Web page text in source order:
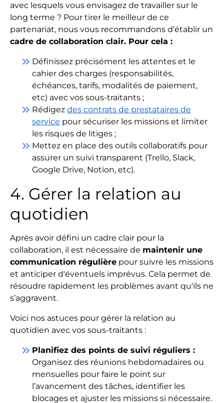
avec lesquels vous envisagez de travailler sur le
long terme ? Pour tirer le meilleur de ce
partenariat, nous vous recommandons d’établir un
cadre de collaboration clair. Pour cela :
keyboard_double_arrow_right Définissez précisément les attentes et le
cahier des charges (responsabilités,
échéances, tarifs, modalités de paiement,
etc) avec vos sous-traitants ;
keyboard_double_arrow_right Rédigez des contrats de prestataires de
service pour sécuriser les missions et limiter
les risques de litiges ;
keyboard_double_arrow_right Mettez en place des outils collaboratifs pour
assurer un suivi transparent (Trello, Slack,
Google Drive, Notion, etc).
4. Gérer la relation au
quotidien
Après avoir défini un cadre clair pour la
collaboration, il est nécessaire de maintenir une
communication régulière pour suivre les missions
et anticiper d'éventuels imprévus. Cela permet de
résoudre rapidement les problèmes avant qu'ils ne
s’aggravent.
Voici nos astuces pour gérer la relation au
quotidien avec vos sous-traitants :
keyboard_double_arrow_right Planifiez des points de suivi réguliers :
Organisez des réunions hebdomadaires ou
mensuelles pour faire le point sur
l’avancement des tâches, identifier les
blocages et ajuster les missions si nécessaire.